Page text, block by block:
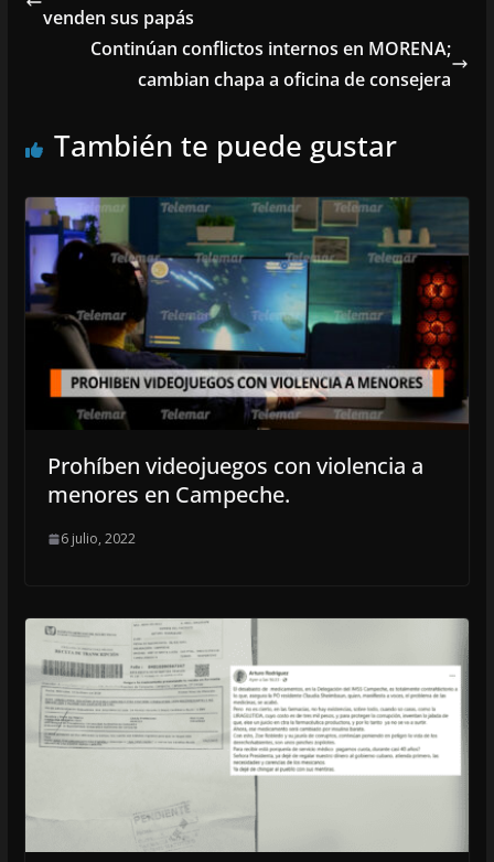
venden sus papás
Continúan conflictos internos en MORENA;
cambian chapa a oficina de consejera
También te puede gustar
Prohíben videojuegos con violencia a
menores en Campeche.
6 julio, 2022